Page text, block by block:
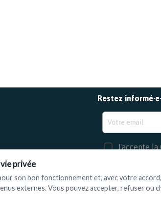
Restez
J'accepte la
privée
son bon fonctionnement et, avec votre
externes. Vous pouvez accepter, refuser ou